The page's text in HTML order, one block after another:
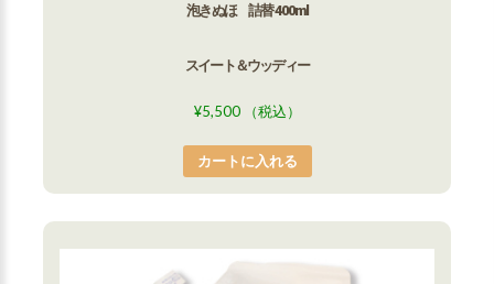
泡きぬほ 詰替 400ml
スイート＆ウッディー
¥5,500 （税込）
カートに入れる